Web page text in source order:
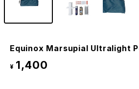
Equinox Marsupial Ultralight
¥ 1,400